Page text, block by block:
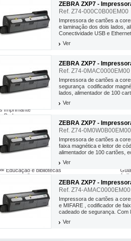
CardStudio
Mise à jour CardStudio
QuikCard Professional
Kits
Maintenance 1er urgence
Serviços zebracare
ZebraCare P630i -
ZebraCare P330m,
ZebraCare P100i,
preços
Badge
Kiosque
Thermique
Imprimante
Badgeuse
Todas nossas promoções
Indústrias
Comércio e distribuição
A segurança
Serviços postais e distribuição de encomendas
Educação e bibliotecas
Fabricação
Expertise myZebra
ZEBRA ZXP7 -
Ref. Z74-000C0B00EM00
Impressora de cartões a
e laminação dos dois lados,
Conectividade USB e Ethernet.
Ver
ZEBRA ZXP7 -
Ref. Z74-0MAC0000EM00
Impressora de cartões a
segurança codificador
lados, alimentador de 100
Ver
ZEBRA ZXP7 -
Ref. Z74-0M0W0B00EM00
Impressora de cartões a
faixa magnética e leitor de
alimentador de 100 cartões,
Ver
ZEBRA ZXP7 -
Ref. Z74-AMAC0000EM00
Impressora de cartões a
e MIFARE , codificador de
cadeado de segurança . Com
Ver